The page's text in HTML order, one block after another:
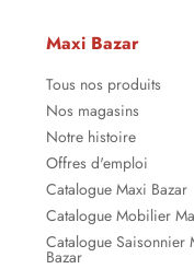
Maxi Bazar
Tous nos produits
Nos magasins
Notre histoire
Offres d'emploi
Catalogue Maxi Bazar
Catalogue Mobilier
Catalogue Saisonnier
Bazar